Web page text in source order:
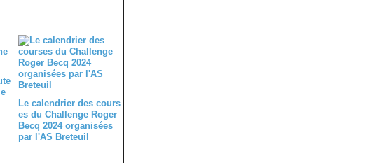
Le calendrier des cours
es du Challenge Roger
Becq 2024 organisées
par l'AS Breteuil